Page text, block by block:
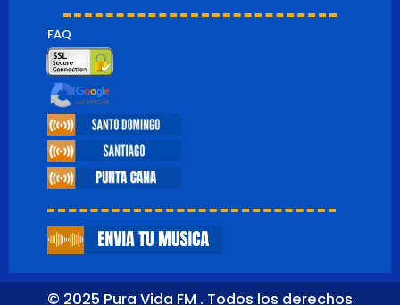
FAQ
© 2025 Pura Vida FM . Todos los derechos